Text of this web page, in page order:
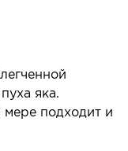
Вы
решаете,
время -
яка.
подходит и